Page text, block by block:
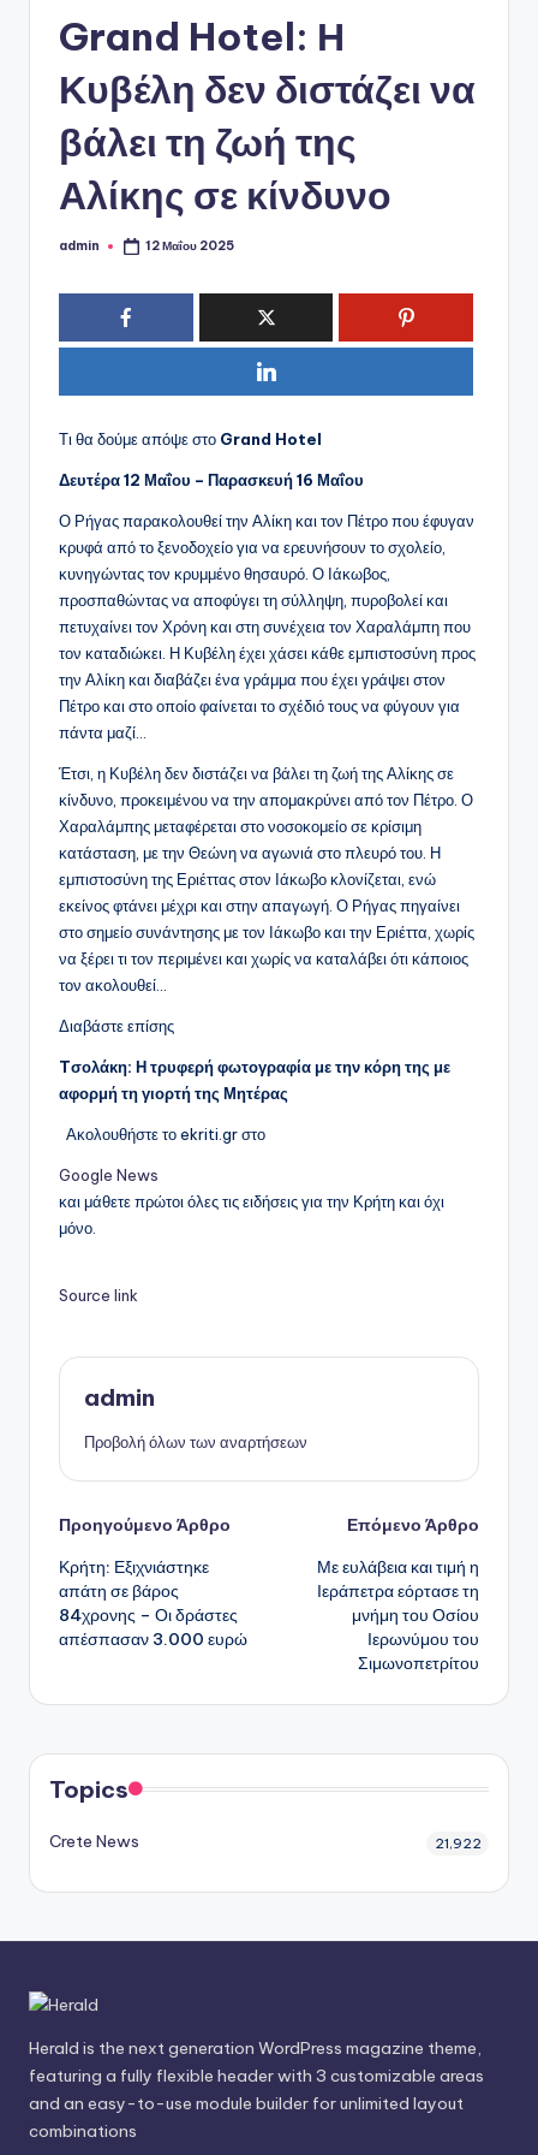
PGrand Hotel: Η
Κυβέλη δεν διστάζει να
βάλει τη ζωή της
Αλίκης σε κίνδυνο
Συγγραφέας:
admin 12 Μαΐου 2025
Τι θα δούμε απόψε στο Grand Hotel
Δευτέρα 12 Μαΐου – Παρασκευή 16 Μαΐου
Ο Ρήγας παρακολουθεί την Αλίκη και τον Πέτρο που έφυγαν
κρυφά από το ξενοδοχείο για να ερευνήσουν το σχολείο,
κυνηγώντας τον κρυμμένο θησαυρό. Ο Ιάκωβος,
προσπαθώντας να αποφύγει τη σύλληψη, πυροβολεί και
πετυχαίνει τον Χρόνη και στη συνέχεια τον Χαραλάμπη που
τον καταδιώκει. Η Κυβέλη έχει χάσει κάθε εμπιστοσύνη προς
την Αλίκη και διαβάζει ένα γράμμα που έχει γράψει στον
Πέτρο και στο οποίο φαίνεται το σχέδιό τους να φύγουν για
πάντα μαζί…
Έτσι, η Κυβέλη δεν διστάζει να βάλει τη ζωή της Αλίκης σε
κίνδυνο, προκειμένου να την απομακρύνει από τον Πέτρο. Ο
Χαραλάμπης μεταφέρεται στο νοσοκομείο σε κρίσιμη
κατάσταση, με την Θεώνη να αγωνιά στο πλευρό του. Η
εμπιστοσύνη της Εριέττας στον Ιάκωβο κλονίζεται, ενώ
εκείνος φτάνει μέχρι και στην απαγωγή. Ο Ρήγας πηγαίνει
στο σημείο συνάντησης με τον Ιάκωβο και την Εριέττα, χωρίς
να ξέρει τι τον περιμένει και χωρίς να καταλάβει ότι κάποιος
τον ακολουθεί…
Διαβάστε επίσης
Tσολάκη: Η τρυφερή φωτογραφία με την κόρη της με
αφορμή τη γιορτή της Μητέρας
Ακολουθήστε το ekriti.gr στο
Google News
και μάθετε πρώτοι όλες τις ειδήσεις για την Κρήτη και όχι
μόνο.
Source link
admin
Προβολή όλων των αναρτήσεων
Πλοήγηση
δημοσιεύσεων
Προηγούμενο Άρθρο
Κρήτη: Εξιχνιάστηκε
απάτη σε βάρος
84χρονης – Οι δράστες
απέσπασαν 3.000 ευρώ
Επόμενο Άρθρο
Με ευλάβεια και τιμή η
Ιεράπετρα εόρτασε τη
μνήμη του Οσίου
Ιερωνύμου του
Σιμωνοπετρίτου
Topics
Crete News 21,922
Herald is the next generation WordPress magazine theme,
featuring a fully flexible header with 3 customizable areas
and an easy-to-use module builder for unlimited layout
combinations